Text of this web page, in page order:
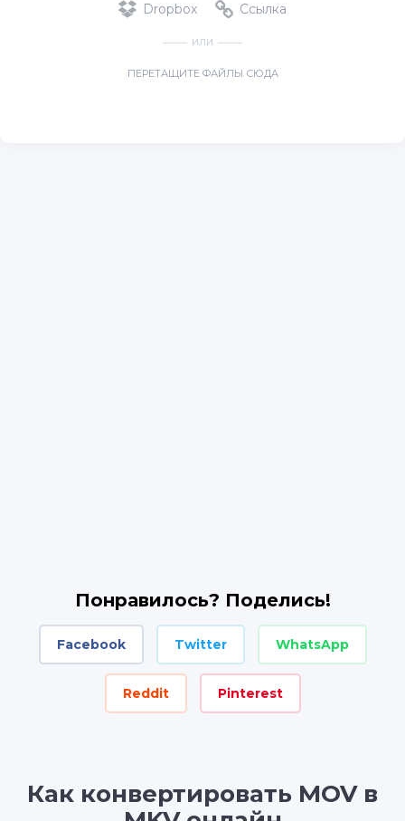
Dropbox Ссылка
ИЛИ
ПЕРЕТАЩИТЕ ФАЙЛЫ СЮДА
Понравилось? Поделись!
Facebook Twitter WhatsApp
Reddit Pinterest
Как конвертировать MOV в